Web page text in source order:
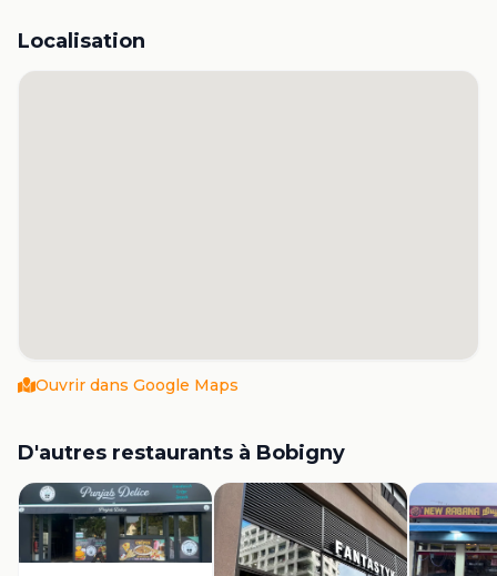
Localisation
Ouvrir dans Google Maps
D'autres restaurants à Bobigny